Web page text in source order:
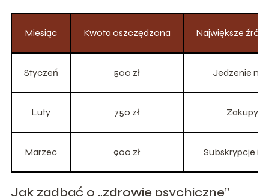
Miesiąc Kwota oszczędzona Największe
Styczeń 500 zł Jedzenie na
Luty 750 zł Zakupy
Marzec 900 zł Subskrypcje i
Jak zadbać o „zdrowie psychiczne”